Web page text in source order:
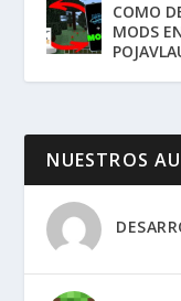
COMO
MODS
NUESTROS